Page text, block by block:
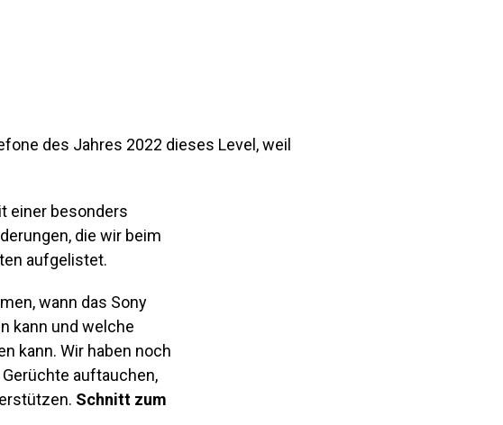
des Jahres 2022 dieses Level, weil
einer besonders
die wir beim
aufgelistet.
wann das Sony
kann und welche
kann. Wir haben noch
auftauchen,
Schnitt zum